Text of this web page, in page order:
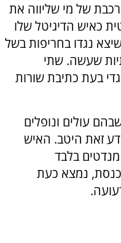
של מי שליווה את
כאיש הדיגיטל שלו
נגדו בחריפות בשל
שעשה. שתי
בעת כתיבת שורות
עולים ונופלים
זאת היטב. האיש
בלבד
נמצא כעת